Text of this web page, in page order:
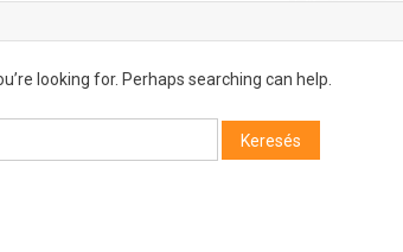
looking for. Perhaps searching can help.